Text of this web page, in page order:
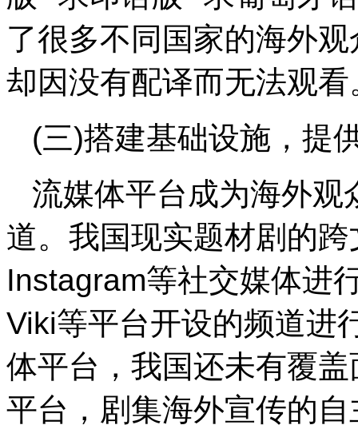
了很多不同国家的海外
却因没有配译而无法观看
(三)搭建基础设施，提
流媒体平台成为海外观
道。我国现实题材剧的
Instagram等社交媒体进
Viki等平台开设的频道进
体平台，我国还未有覆
平台，剧集海外宣传的